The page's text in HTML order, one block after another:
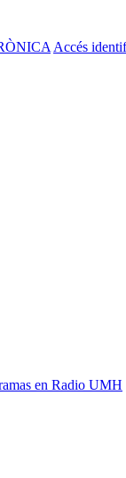
Accés
en Radio UMH